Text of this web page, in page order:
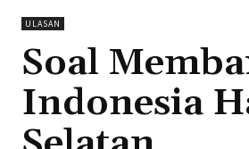
ULASAN
Soal
Indonesia